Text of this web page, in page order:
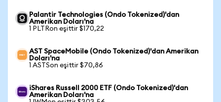
Palantir Technologies (Ondo Tokenized)'dan
Amerikan Doları'na
1 PLTRon eşittir $170,22
AST SpaceMobile (Ondo Tokenized)'dan Amerikan
Doları'na
1 ASTSon eşittir $70,86
iShares Russell 2000 ETF (Ondo Tokenized)'dan
Amerikan Doları'na